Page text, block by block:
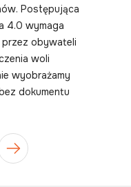
Postępująca
4.0 wymaga
obywateli
woli
wyobrażamy
dokumentu